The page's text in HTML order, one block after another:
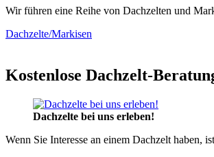
Wir führen eine Reihe von Dachzelten und
Dachzelte/Markisen
Kostenlose Dachzelt-
Dachzelte bei uns erleben!
Wenn Sie Interesse an einem Dachzelt haben,